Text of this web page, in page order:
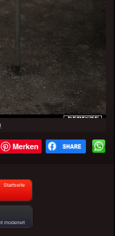
Merken
Startseite
moderiert